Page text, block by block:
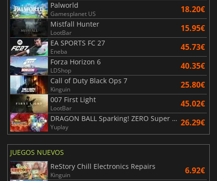
Palworld
Gamesplanet US 18.20€
Mistfall Hunter
LootBar 15.95€
EA SPORTS FC 27
Eneba 45.73€
Forza Horizon 6
LDShop 40.35€
Call of Duty Black Ops 7
Kinguin 25.80€
007 First Light
LootBar 45.02€
DRAGON BALL Sparking! ZERO Super Limit Breaking NEO
Yuplay 26.29€
JUEGOS NUEVOS
ReStory Chill Electronics Repairs
Kinguin 6.92€